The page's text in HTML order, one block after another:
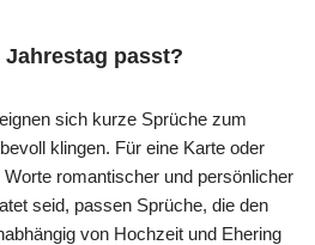
passt?
sich kurze Sprüche zum
klingen. Für eine Karte oder
romantischer und persönlicher
seid, passen Sprüche, die den
von Hochzeit und Ehering